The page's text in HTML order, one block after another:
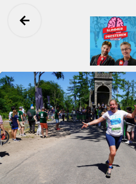
Ga terug
Slimmer Presteren